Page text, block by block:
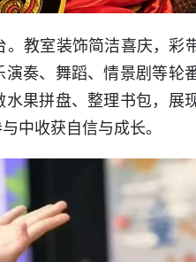
教室装饰简洁喜庆，
奏、舞蹈、情景剧等轮
果拼盘、整理书包，展
中收获自信与成长。